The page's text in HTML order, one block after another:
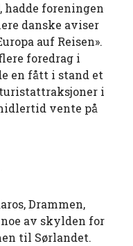
foreningen
danske aviser
auf Reisen».
foredrag i
en fått i stand et
i
vente på
Drammen,
av skylden for
til Sørlandet.